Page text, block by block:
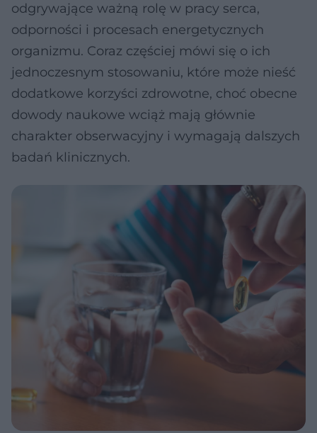
odgrywające ważną rolę w pracy serca,
odporności i procesach energetycznych
organizmu. Coraz częściej mówi się o ich
jednoczesnym stosowaniu, które może nieść
dodatkowe korzyści zdrowotne, choć obecne
dowody naukowe wciąż mają głównie
charakter obserwacyjny i wymagają dalszych
badań klinicznych.